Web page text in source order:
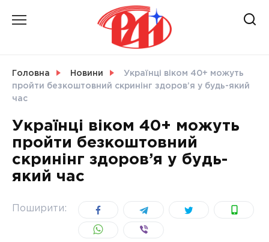
СВІТ
УКРАЇНА
Головна Новини
Українці віком 40+ можуть
пройти безкоштовний скринінг здоров’я у будь-який
час
Українці віком 40+ можуть
пройти безкоштовний
скринінг здоров’я у будь-
який час
Поширити: